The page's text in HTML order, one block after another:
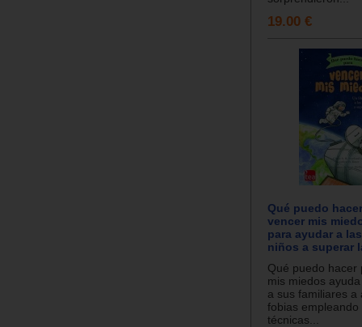
19.00 €
Qué puedo
vencer mis
para ayudar a
niños a superar
Qué puedo hacer
mis miedos
a sus familiares a
fobias
técnicas...